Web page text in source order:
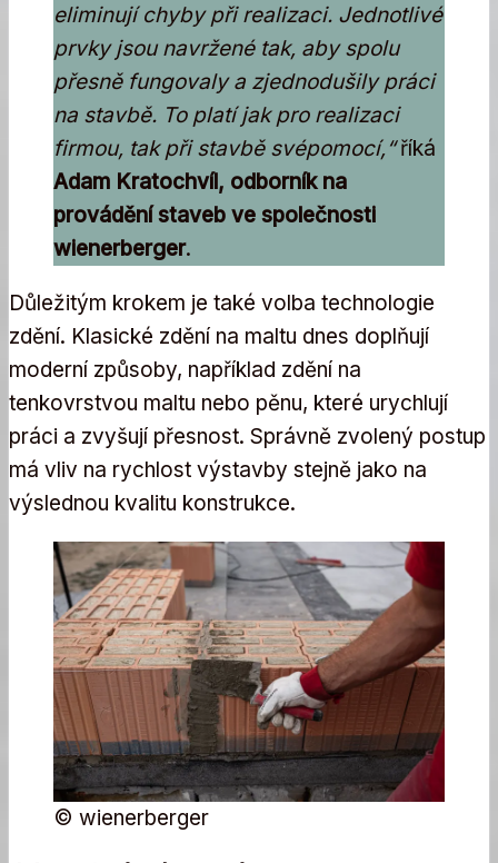
eliminují chyby při realizaci. Jednotlivé
prvky jsou navržené tak, aby spolu
přesně fungovaly a zjednodušily práci
na stavbě. To platí jak pro realizaci
firmou, tak při stavbě svépomocí,“říká
Adam Kratochvíl, odborník na
provádění staveb ve společnosti
wienerberger.
Důležitým krokem je také volba technologie
zdění. Klasické zdění na maltu dnes doplňují
moderní způsoby, například zdění na
tenkovrstvou maltu nebo pěnu, které urychlují
práci a zvyšují přesnost. Správně zvolený postup
má vliv na rychlost výstavby stejně jako na
výslednou kvalitu konstrukce.
© wienerberger